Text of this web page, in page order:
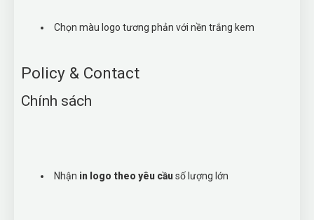
Chọn màu logo tương phản với nền trắng kem
Policy & Contact
Chính sách
Nhận in logo theo yêu cầusố lượng lớn